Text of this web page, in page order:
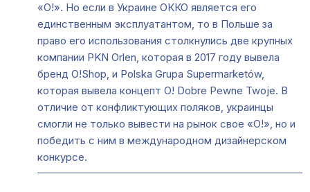
«О!». Но если в Украине ОККО является его
единственным эксплуатантом, то в Польше за
право его использования столкнулись две крупных
компании PKN Orlen, которая в 2017 году вывела
бренд О!Shop, и Polska Grupa Supermarketów,
которая вывела концепт O! Dobre Pewne Twoje. В
отличие от конфликтующих поляков, украинцы
смогли не только вывести на рынок свое «О!», но и
победить с ним в международном дизайнерском
конкурсе.